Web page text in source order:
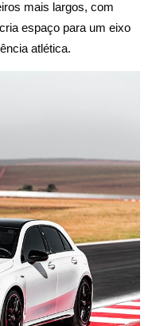
mais largos, com
espaço para um eixo
atlética.